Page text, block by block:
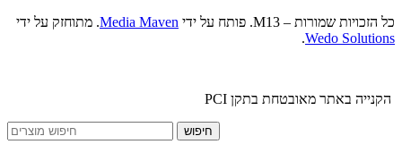
כל הזכויות שמורות – M13. פותח על ידי
Media Maven. מתוחזק על ידי
Wedo Solutions
.
הקנייה באתר מאובטחת בתקן PCI
חיפוש